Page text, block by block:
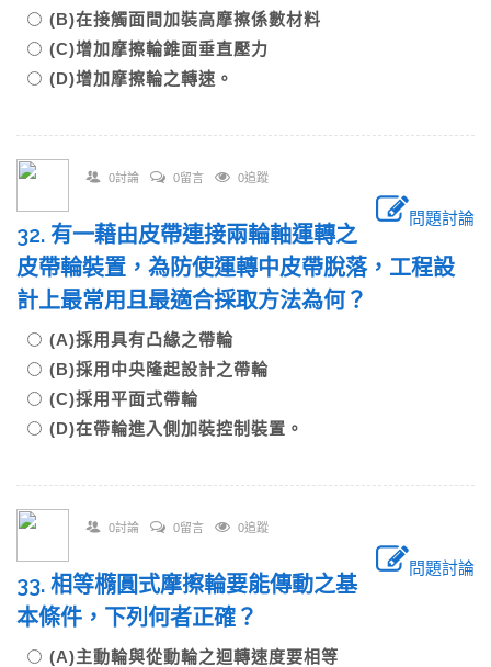
(B)在接觸面間加裝高摩擦係數材料
(C)增加摩擦輪錐面垂直壓力
(D)增加摩擦輪之轉速。
0討論 0留言 0追蹤
問題討論
32. 有一藉由皮帶連接兩輪軸運轉之
皮帶輪裝置，為防使運轉中皮帶脫落，工程設
計上最常用且最適合採取方法為何？
(A)採用具有凸緣之帶輪
(B)採用中央隆起設計之帶輪
(C)採用平面式帶輪
(D)在帶輪進入側加裝控制裝置。
0討論 0留言 0追蹤
問題討論
33. 相等橢圓式摩擦輪要能傳動之基
本條件，下列何者正確？
(A)主動輪與從動輪之迴轉速度要相等